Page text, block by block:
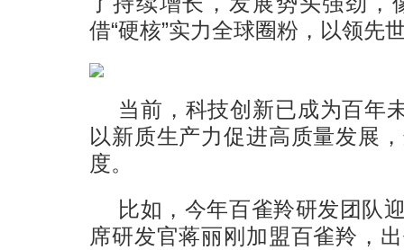
借“硬核”实力全球圈粉，以领先
当前，科技创新已成为百年
以新质生产力促进高质量发展
度。
比如，今年百雀羚研发团
席研发官蒋丽刚加盟百雀羚，